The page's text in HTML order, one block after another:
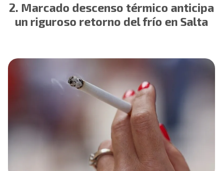
Marcado descenso térmico anticipa
un riguroso retorno del frío en Salta